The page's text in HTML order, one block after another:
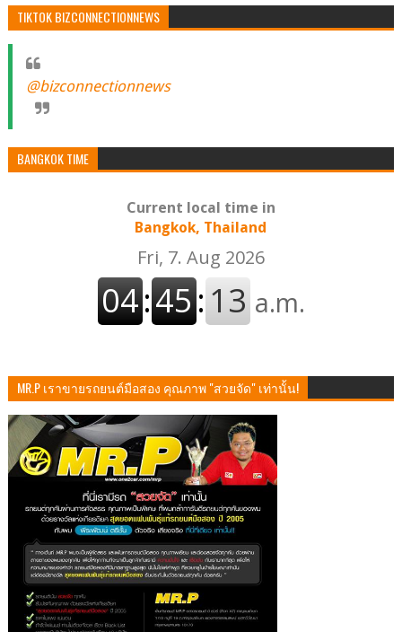
TIKTOK BIZCONNECTIONNEWS
@bizconnectionnews
BANGKOK TIME
Current local time in
Bangkok, Thailand
MR.P เราขายรถยนต์มือสอง คุณภาพ "สวยจัด" เท่านั้น!